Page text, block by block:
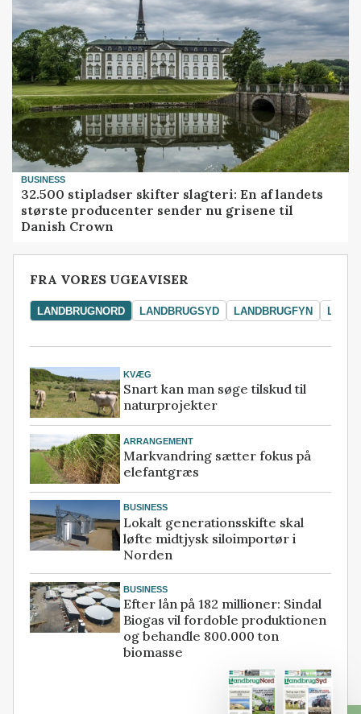
BUSINESS
32.500 stipladser skifter slagteri: En af landets
største producenter sender nu grisene til
Danish Crown
FRA VORES UGEAVISER
LANDBRUGNORD LANDBRUGSYD LANDBRUGFYN
KVÆG
Snart kan man søge tilskud til
naturprojekter
ARRANGEMENT
Markvandring sætter fokus på
elefantgræs
BUSINESS
Lokalt generationsskifte skal
løfte midtjysk siloimportør i
Norden
BUSINESS
Efter lån på 182 millioner: Sindal
Biogas vil fordoble produktionen
og behandle 800.000 ton
biomasse